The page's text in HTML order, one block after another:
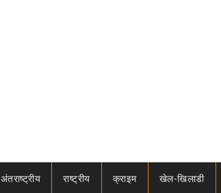
अंतराष्ट्रीय राष्ट्रीय क्राइम खेल-खिलाडी